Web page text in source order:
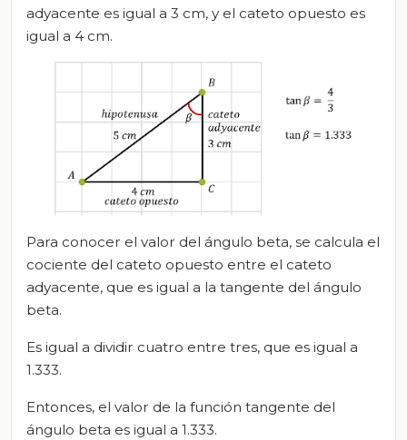
adyacente es igual a 3 cm, y el cateto opuesto es
igual a 4 cm.
Para conocer el valor del ángulo beta, se calcula el
cociente del cateto opuesto entre el cateto
adyacente, que es igual a la tangente del ángulo
beta.
Es igual a dividir cuatro entre tres, que es igual a
1.333.
Entonces, el valor de la función tangente del
ángulo beta es igual a 1.333.